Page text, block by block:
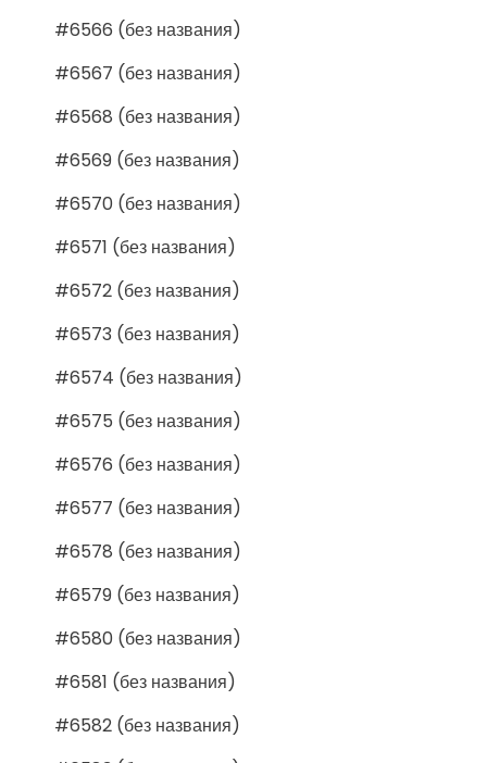
#6566 (без названия)
#6567 (без названия)
#6568 (без названия)
#6569 (без названия)
#6570 (без названия)
#6571 (без названия)
#6572 (без названия)
#6573 (без названия)
#6574 (без названия)
#6575 (без названия)
#6576 (без названия)
#6577 (без названия)
#6578 (без названия)
#6579 (без названия)
#6580 (без названия)
#6581 (без названия)
#6582 (без названия)